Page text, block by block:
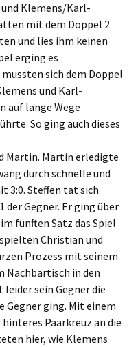
Klemens/Karl-
mit dem Doppel 2
und lies ihm keinen
erging es
sich dem Doppel
und Karl-
auf lange Wege
So ging auch dieses
Martin. Martin erledigte
durch schnelle und
3:0. Steffen tat sich
Gegner. Er ging über
fünften Satz das Spiel
Christian und
Prozess mit seinem
Nachbartisch in den
sein Gegner die
Gegner ging. Mit einem
Paarkreuz an die
hier, wie Klemens